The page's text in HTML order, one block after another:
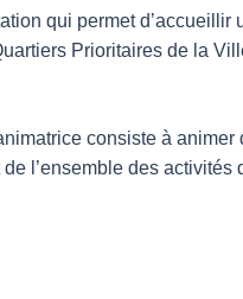
qui permet d’accueillir
Prioritaires de la
consiste à
l’ensemble des